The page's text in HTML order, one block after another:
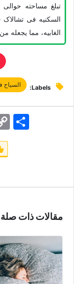
السکنیه فی تشالاک
الغابیه، مما یجعله
Labels: السیاح
اشتراک
مقالات ذات صلة